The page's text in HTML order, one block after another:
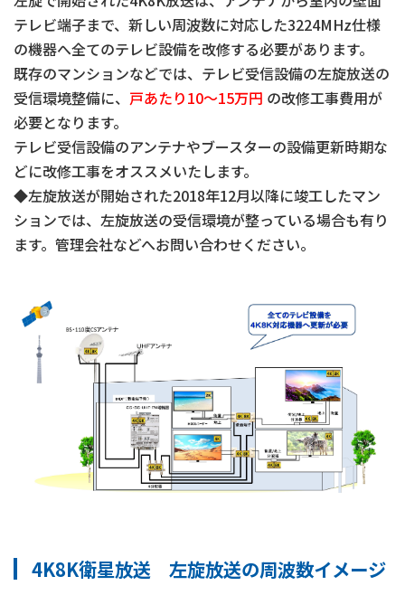
テレビ端子まで、新しい周波数に対応した3224MHz仕様
の機器へ全てのテレビ設備を改修する必要があります。
既存のマンションなどでは、テレビ受信設備の左旋放送の
受信環境整備に、 戸あたり10～15万円 の改修工事費用が
必要となります。
テレビ受信設備のアンテナやブースターの設備更新時期な
どに改修工事をオススメいたします。
◆左旋放送が開始された2018年12月以降に竣工したマン
ションでは、左旋放送の受信環境が整っている場合も有り
ます。管理会社などへお問い合わせください。
4K8K衛星放送 左旋放送の周波数イメージ